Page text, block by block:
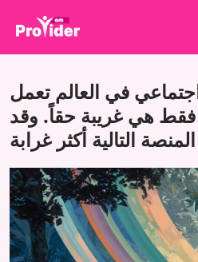
من نحن
تسجيل الدخول
إنشاء حساب
الخدمات
API
الشروط
في العالم تعمل
فقط هي غريبة حقاً. وقد
التالية أكثر غرابة